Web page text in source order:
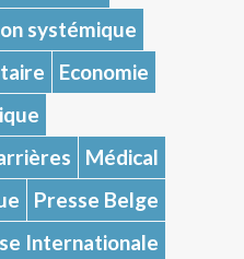
systémique
Economie
Médical
Presse Belge
Internationale